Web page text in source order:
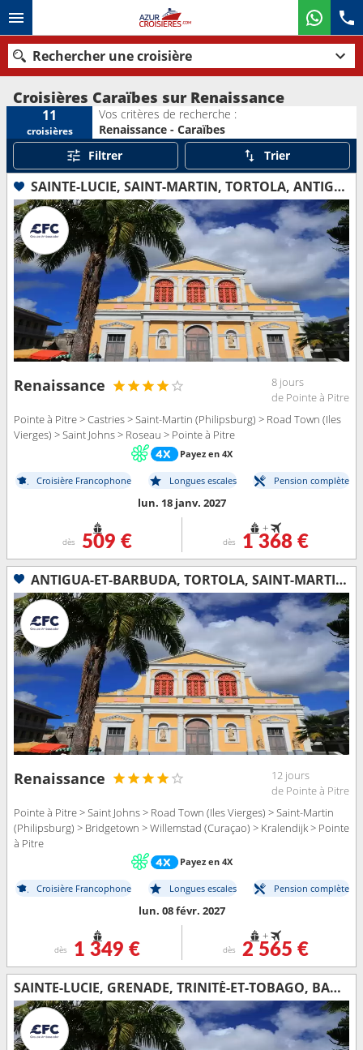
Rechercher une croisière
Nos destinations
Mois de départ
Ports Compagnies
Rechercher
Croisières Caraïbes sur Renaissance
11
croisières
Vos critères de recherche :
Renaissance - Caraïbes
Filtrer
Trier
SAINTE-LUCIE, SAINT-MARTIN, TORTOLA, ANTIGUA-ET-BARBUDA, DOMINIQUE, GUADELOUPE
Renaissance
8 jours
de Pointe à Pitre
Pointe à Pitre > Castries > Saint-Martin (Philipsburg) > Road Town (Iles
Vierges) > Saint Johns > Roseau > Pointe à Pitre
Payez en 4X
Croisière Francophone Longues escales Pension complète
lun. 18 janv. 2027
dès 509 €
+
dès 1 368 €
ANTIGUA-ET-BARBUDA, TORTOLA, SAINT-MARTIN, BARBADE, BONAIRE, GUADELOUPE
Renaissance
12 jours
de Pointe à Pitre
Pointe à Pitre > Saint Johns > Road Town (Iles Vierges) > Saint-Martin
(Philipsburg) > Bridgetown > Willemstad (Curaçao) > Kralendijk > Pointe
à Pitre
Payez en 4X
Croisière Francophone Longues escales Pension complète
lun. 08 févr. 2027
dès 1 349 €
+
dès 2 565 €
SAINTE-LUCIE, GRENADE, TRINITÉ-ET-TOBAGO, BARBADE, GUADELOUPE